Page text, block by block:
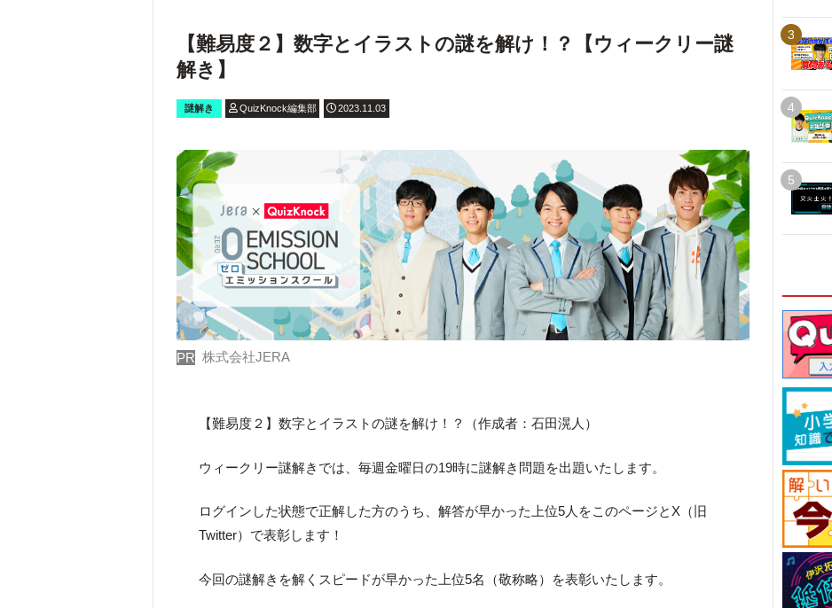
【難易度２】数字とイラストの謎を解け！？【ウィークリー謎
解き】
謎解き QuizKnock編集部 2023.11.03
PR 株式会社JERA
【難易度２】数字とイラストの謎を解け！？（作成者：石田滉人）
ウィークリー謎解きでは、毎週金曜日の19時に謎解き問題を出題いたします。
ログインした状態で正解した方のうち、解答が早かった上位5人をこのページとX（旧
Twitter）で表彰します！
今回の謎解きを解くスピードが早かった上位5名（敬称略）を表彰いたします。
3
4
5